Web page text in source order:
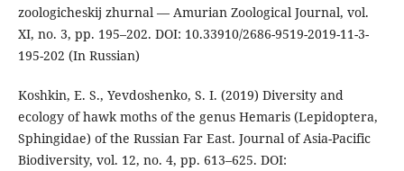
zoologicheskij zhurnal — Amurian Zoological Journal, vol.
XI, no. 3, pp. 195–202. DOI: 10.33910/2686-9519-2019-11-3-
195-202 (In Russian)
Koshkin, E. S., Yevdoshenko, S. I. (2019) Diversity and
ecology of hawk moths of the genus Hemaris (Lepidoptera,
Sphingidae) of the Russian Far East. Journal of Asia-Pacific
Biodiversity, vol. 12, no. 4, pp. 613–625. DOI: